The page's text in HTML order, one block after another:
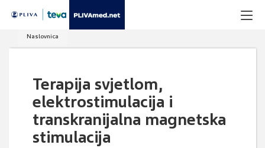
Naslovnica
Terapija svjetlom,
elektrostimulacija i
transkranijalna magnetska
stimulacija